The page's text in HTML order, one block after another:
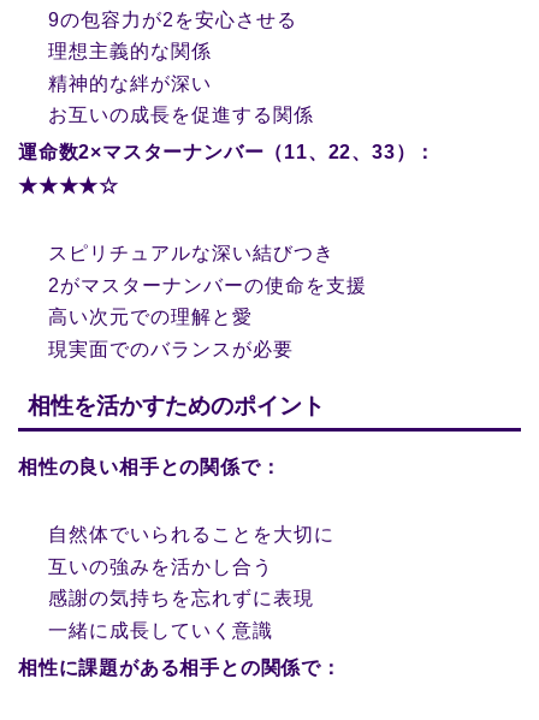
9の包容力が2を安心させる
理想主義的な関係
精神的な絆が深い
お互いの成長を促進する関係
運命数2×マスターナンバー（11、22、33）：
★★★★☆
スピリチュアルな深い結びつき
2がマスターナンバーの使命を支援
高い次元での理解と愛
現実面でのバランスが必要
相性を活かすためのポイント
相性の良い相手との関係で：
自然体でいられることを大切に
互いの強みを活かし合う
感謝の気持ちを忘れずに表現
一緒に成長していく意識
相性に課題がある相手との関係で：